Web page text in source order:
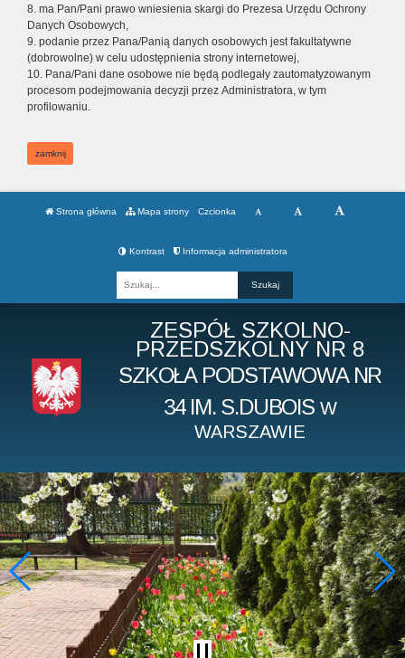
8. ma Pan/Pani prawo wniesienia skargi do Prezesa Urzędu Ochrony
Danych Osobowych,
9. podanie przez Pana/Panią danych osobowych jest fakultatywne
(dobrowolne) w celu udostępnienia strony internetowej,
10. Pana/Pani dane osobowe nie będą podlegały zautomatyzowanym
procesom podejmowania decyzji przez Administratora, w tym
profilowaniu.
zamknij
Strona główna Mapa strony Czcionka
Kontrast Informacja administratora
ZESPÓŁ SZKOLNO-
PRZEDSZKOLNY NR 8
SZKOŁA PODSTAWOWA NR
34 IM. S.DUBOIS W
WARSZAWIE